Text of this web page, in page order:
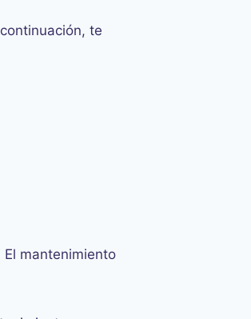
te
mantenimiento